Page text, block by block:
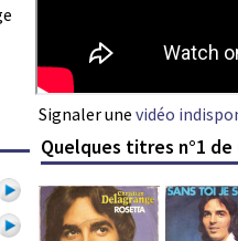
Signaler une vidéo
Quelques titres n°1